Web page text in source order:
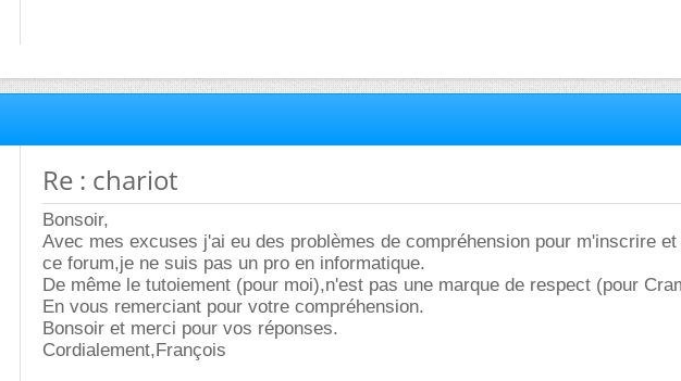
Re : chariot
Bonsoir,
Avec mes excuses j'ai eu des problèmes de compréhension pour m'inscrire
ce forum,je ne suis pas un pro en informatique.
De même le tutoiement (pour moi),n'est pas une marque de respect (pour
En vous remerciant pour votre compréhension.
Bonsoir et merci pour vos réponses.
Cordialement,François